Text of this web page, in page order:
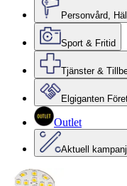
Personvård,
Sport & Fritid
Tjänster &
Elgiganten
Outlet
Aktuell kampanj